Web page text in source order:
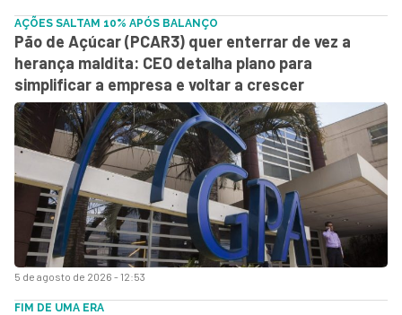
5 de agosto de 2026 - 12:53
AÇÕES SALTAM 10% APÓS BALANÇO
Pão de Açúcar (PCAR3) quer enterrar de vez a
herança maldita: CEO detalha plano para
simplificar a empresa e voltar a crescer
FIM DE UMA ERA